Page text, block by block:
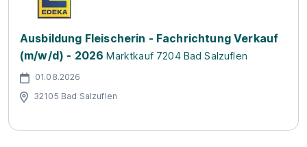
Ausbildung Fleischerin - Fachrichtung Verkauf
(m/w/d) - 2026 Marktkauf 7204 Bad Salzuflen
01.08.2026
32105 Bad Salzuflen